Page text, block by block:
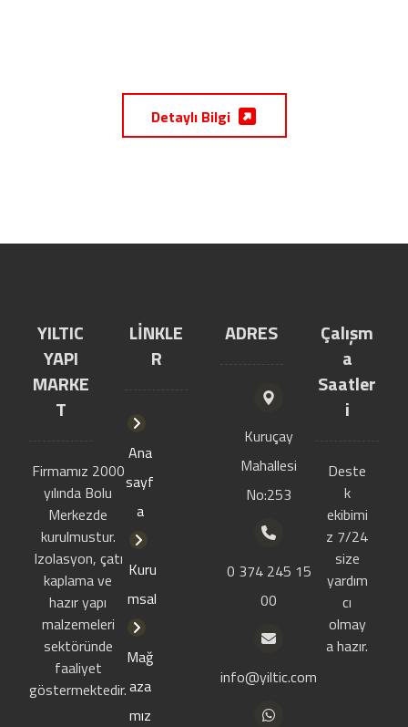
Detaylı Bilgi
YILTIC
YAPI
MARKE
T
Firmamız 2000
yılında Bolu
Merkezde
kurulmustur.
Izolasyon, çatı
kaplama ve
hazır yapı
malzemeleri
sektöründe
faaliyet
göstermektedir.
LİNKLE
R
Ana
sayf
a
Kuru
msal
Mağ
aza
mız
ADRES
Kuruçay
Mahallesi
No:253
0 374 245 15
00
info@yiltic.com
Çalışm
a
Saatler
i
Deste
k
ekibimi
z 7/24
size
yardım
cı
olmay
a hazır.